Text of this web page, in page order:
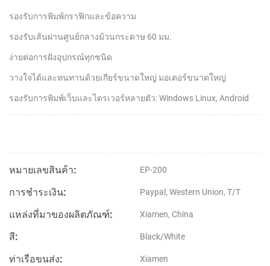
รองรับการพิมพ์กราฟิกและข้อความ
รองรับเส้นผ่านศูนย์กลางม้วนกระดาษ 60 มม.
ง่ายต่อการฝังอุปกรณ์ทุกชนิด
วางใจได้และทนทานด้วยเกียร์ขนาดใหญ่ มอเตอร์ขนาดใหญ่
รองรับการพิมพ์เว็บและไดรเวอร์หลายตัว: Windows Linux, Android
หมายเลขสินค้า: EP-200
การชำระเงิน: Paypal, Western Union, T/T
แหล่งที่มาของผลิตภัณฑ์: Xiamen, China
สี: Black/White
ท่าเรือขนส่ง: Xiamen